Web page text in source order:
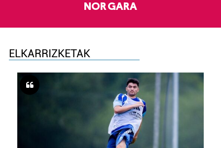
NOR GARA
ELKARRIZKETAK